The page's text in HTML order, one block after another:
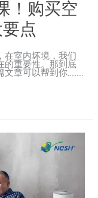
！购买空
点
在室内坏境，我们
的重要性。那到底
文章可以帮到你.……